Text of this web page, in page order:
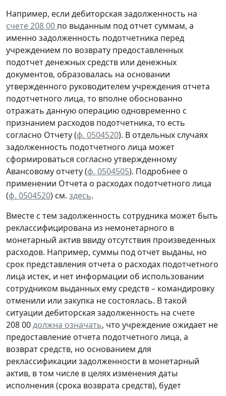
Например, если дебиторская задолженность на
счете 208 00 по выданным под отчет суммам, а
именно задолженность подотчетника перед
учреждением по возврату предоставленных
подотчет денежных средств или денежных
документов, образовалась на основании
утвержденного руководителем учреждения отчета
подотчетного лица, то вполне обоснованно
отражать данную операцию одновременно с
признанием расходов подотчетника, то есть
согласно Отчету (ф. 0504520). В отдельных случаях
задолженность подотчетного лица может
сформироваться согласно утвержденному
Авансовому отчету(ф. 0504505). Подробнее о
применении Отчета о расходах подотчетного лица
(ф. 0504520) см. здесь.
Вместе с тем задолженность сотрудника может быть
реклассифицирована из немонетарного в
монетарный актив ввиду отсутствия произведенных
расходов. Например, суммы под отчет выданы, но
срок представления отчета о расходах подотчетного
лица истек, и нет информации об использовании
сотрудником выданных ему средств – командировку
отменили или закупка не состоялась. В такой
ситуации дебиторская задолженность на счете
208 00должна означать, что учреждение ожидает не
предоставление отчета подотчетного лица, а
возврат средств, но основанием для
реклассификации задолженности в монетарный
актив, в том числе в целях изменения даты
исполнения (срока возврата средств), будет